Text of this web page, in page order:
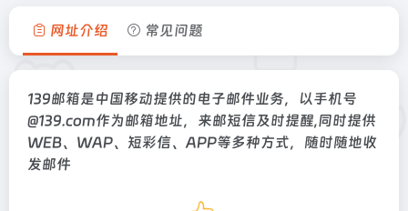
网址介绍 常见问题
139邮箱是中国移动提供的电子邮件业务，以手机号
@139.com作为邮箱地址，来邮短信及时提醒,同时提供
WEB、WAP、短彩信、APP等多种方式，随时随地收
发邮件